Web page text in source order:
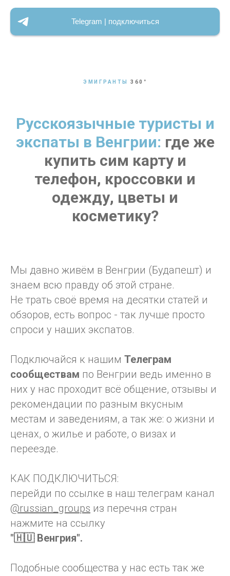
Telegram | подключиться
ЭМИГРАНТЫ 360 °
Русскоязычные туристы и
экспаты в Венгрии: где же
купить сим карту и
телефон, кроссовки и
одежду, цветы и
косметику?
Мы давно живём в Венгрии (Будапешт) и
знаем всю правду об этой стране.
Не трать своё время на десятки статей и
обзоров, есть вопрос - так лучше просто
спроси у наших экспатов.
Подключайся к нашим Телеграм
сообществам по Венгрии ведь именно в
них у нас проходит всё общение, отзывы и
рекомендации по разным вкусным
местам и заведениям, а так же: о жизни и
ценах, о жилье и работе, о визах и
переезде.
КАК ПОДКЛЮЧИТЬСЯ:
перейди по ссылке в наш телеграм канал
@russian_groups из перечня стран
нажмите на ссылку
"🇭🇺 Венгрия".
Подобные сообщества у нас есть так же